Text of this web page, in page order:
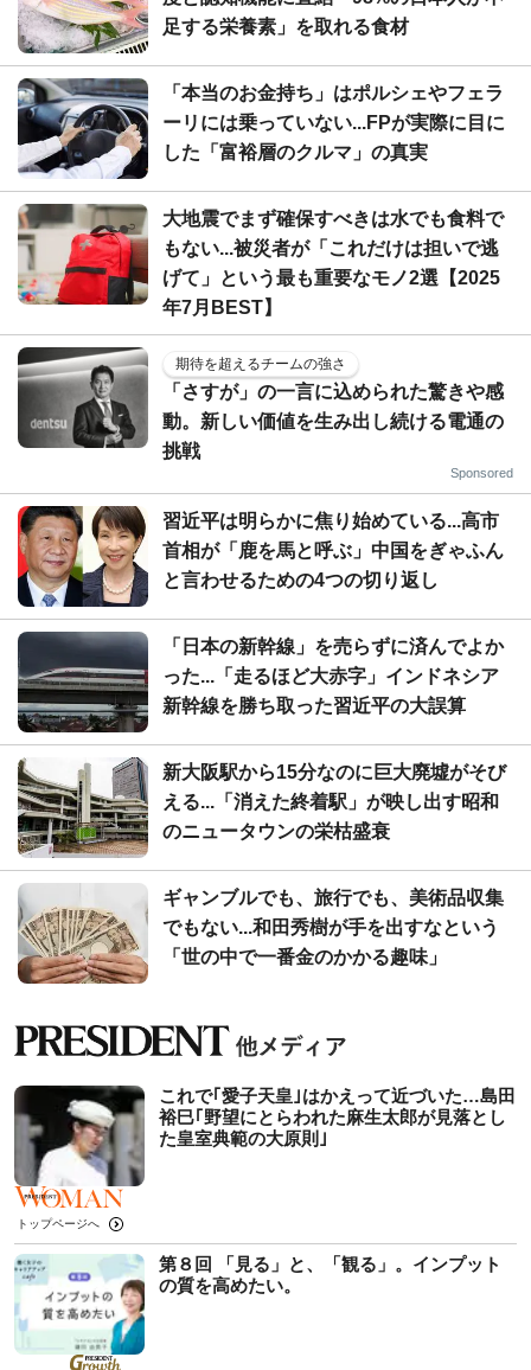
足する栄養素」を取れる食材
「本当のお金持ち」はポルシェやフェラ
ーリには乗っていない...FPが実際に目に
した「富裕層のクルマ」の真実
大地震でまず確保すべきは水でも食料で
もない...被災者が「これだけは担いで逃
げて」という最も重要なモノ2選【2025
年7月BEST】
期待を超えるチームの強さ
「さすが」の一言に込められた驚きや感
動。新しい価値を生み出し続ける電通の
挑戦
Sponsored
習近平は明らかに焦り始めている...高市
首相が「鹿を馬と呼ぶ」中国をぎゃふん
と言わせるための4つの切り返し
「日本の新幹線」を売らずに済んでよか
った...「走るほど大赤字」インドネシア
新幹線を勝ち取った習近平の大誤算
新大阪駅から15分なのに巨大廃墟がそび
える...「消えた終着駅」が映し出す昭和
のニュータウンの栄枯盛衰
ギャンブルでも、旅行でも、美術品収集
でもない...和田秀樹が手を出すなという
「世の中で一番金のかかる趣味」
これで｢愛子天皇｣はかえって近づいた…島田
裕巳｢野望にとらわれた麻生太郎が見落とし
た皇室典範の大原則｣
トップページへ
第８回 「見る」と、「観る」。インプット
の質を高めたい。